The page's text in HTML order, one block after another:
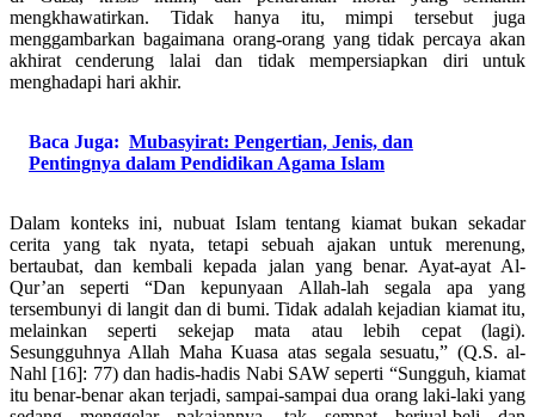
mengkhawatirkan. Tidak hanya itu, mimpi tersebut juga
menggambarkan bagaimana orang-orang yang tidak percaya akan
akhirat cenderung lalai dan tidak mempersiapkan diri untuk
menghadapi hari akhir.
Baca Juga: Mubasyirat: Pengertian, Jenis, dan
Pentingnya dalam Pendidikan Agama Islam
Dalam konteks ini, nubuat Islam tentang kiamat bukan sekadar
cerita yang tak nyata, tetapi sebuah ajakan untuk merenung,
bertaubat, dan kembali kepada jalan yang benar. Ayat-ayat Al-
Qur’an seperti “Dan kepunyaan Allah-lah segala apa yang
tersembunyi di langit dan di bumi. Tidak adalah kejadian kiamat itu,
melainkan seperti sekejap mata atau lebih cepat (lagi).
Sesungguhnya Allah Maha Kuasa atas segala sesuatu,” (Q.S. al-
Nahl [16]: 77) dan hadis-hadis Nabi SAW seperti “Sungguh, kiamat
itu benar-benar akan terjadi, sampai-sampai dua orang laki-laki yang